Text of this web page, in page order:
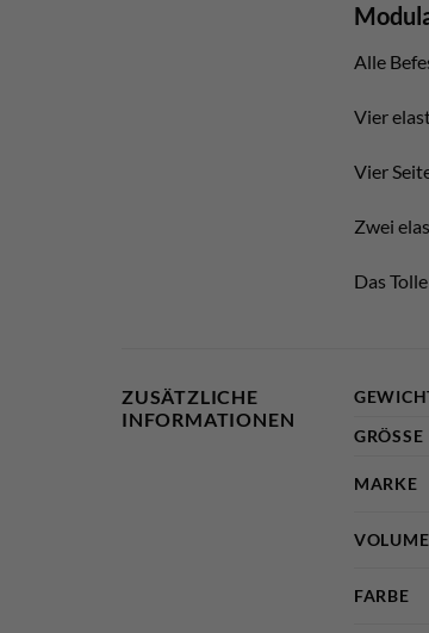
Alle
Vier
Vier
Zwei
Das
ZUSÄTZLICHE
INFORMATIONEN
GRÖSSE
MARKE
FARBE